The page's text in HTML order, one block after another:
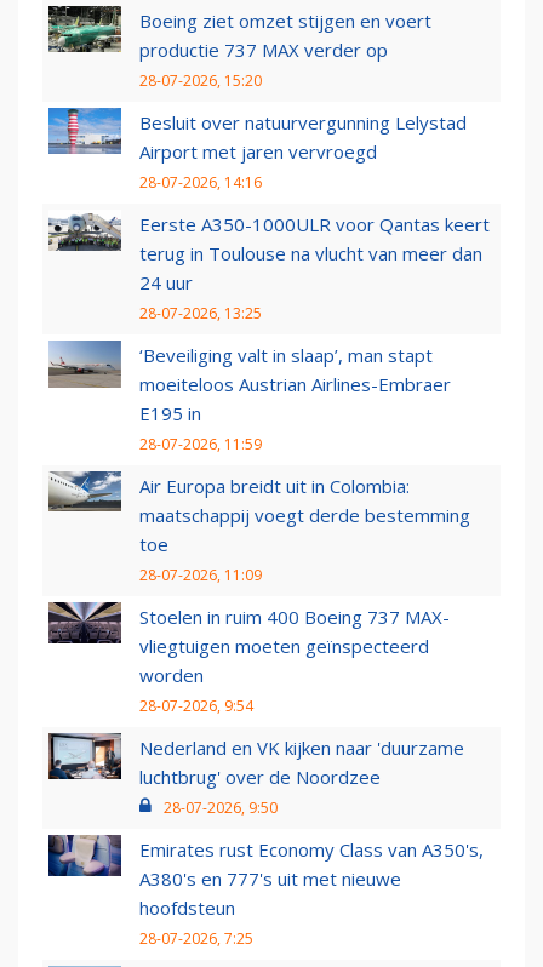
Boeing ziet omzet stijgen en voert
productie 737 MAX verder op
28-07-2026, 15:20
Besluit over natuurvergunning Lelystad
Airport met jaren vervroegd
28-07-2026, 14:16
Eerste A350-1000ULR voor Qantas keert
terug in Toulouse na vlucht van meer dan
24 uur
28-07-2026, 13:25
‘Beveiliging valt in slaap’, man stapt
moeiteloos Austrian Airlines-Embraer
E195 in
28-07-2026, 11:59
Air Europa breidt uit in Colombia:
maatschappij voegt derde bestemming
toe
28-07-2026, 11:09
Stoelen in ruim 400 Boeing 737 MAX-
vliegtuigen moeten geïnspecteerd
worden
28-07-2026, 9:54
Nederland en VK kijken naar 'duurzame
luchtbrug' over de Noordzee
28-07-2026, 9:50
Emirates rust Economy Class van A350's,
A380's en 777's uit met nieuwe
hoofdsteun
28-07-2026, 7:25